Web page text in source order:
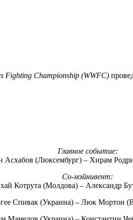
Fighting Championship (WWFC)
Главное событие:
Асхабов (Люксембург) – Хирам
Со-мэйнивент:
Котрута (Молдова) – Александр
Спивак (Украина) – Люк Мортон